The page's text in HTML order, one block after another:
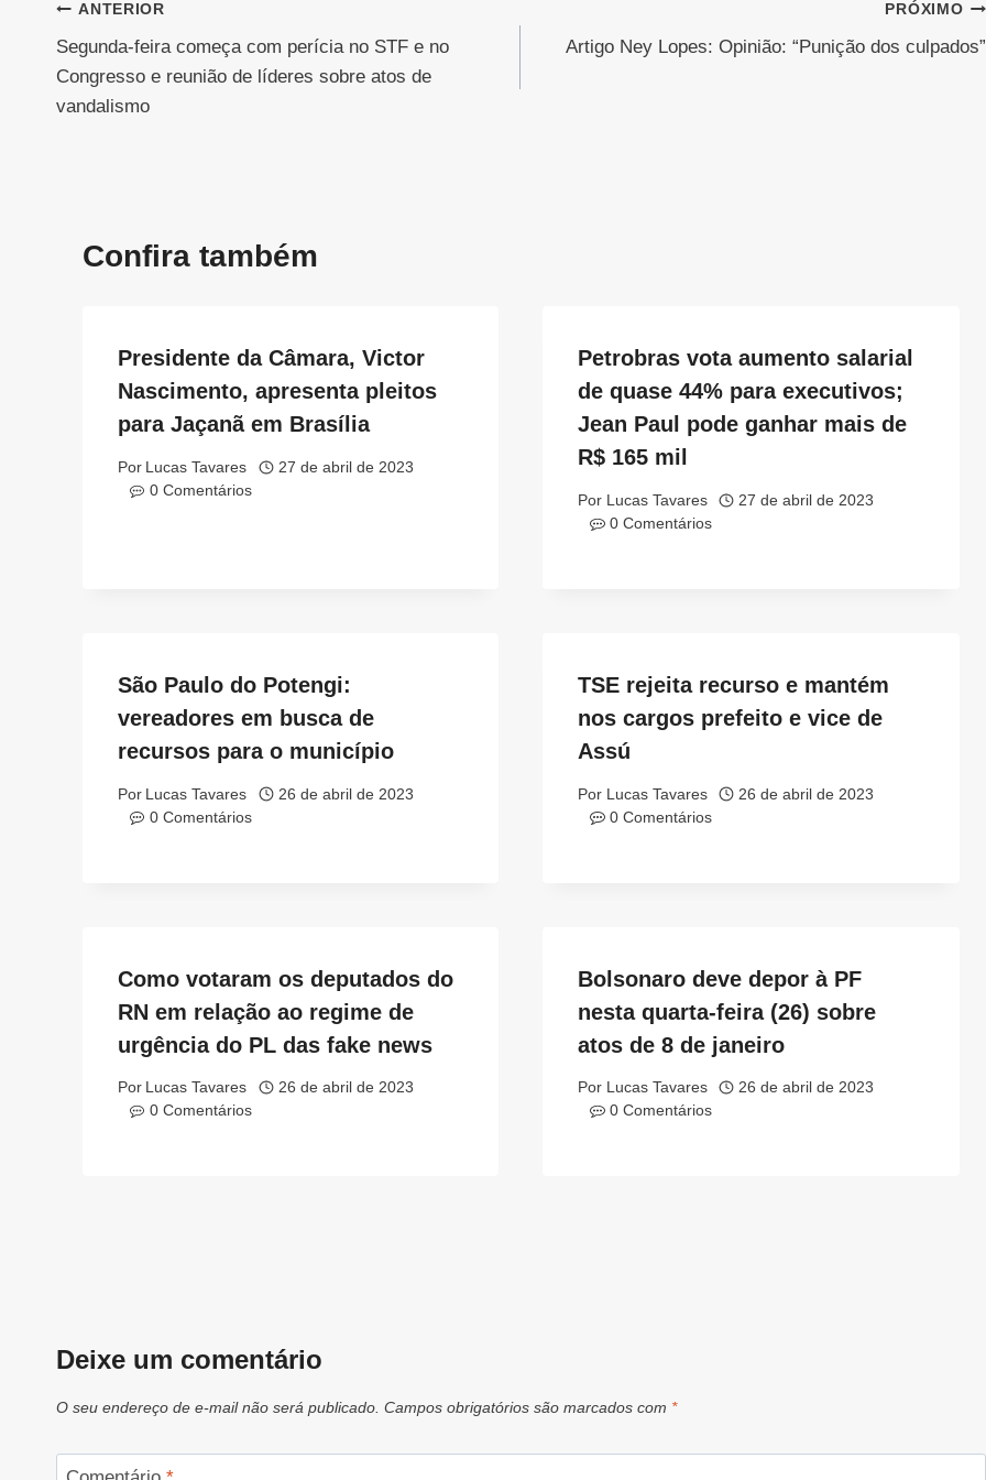
Navegação
de
Post
ANTERIOR
Segunda-feira começa com perícia no STF e no
Congresso e reunião de líderes sobre atos de
vandalismo
PRÓXIMO
Artigo Ney Lopes: Opinião: “Punição dos culpados”
Confira também
Presidente da Câmara, Victor
Nascimento, apresenta pleitos
para Jaçanã em Brasília
Por Lucas Tavares
27 de abril de 2023
0 Comentários
Petrobras vota aumento salarial
de quase 44% para executivos;
Jean Paul pode ganhar mais de
R$ 165 mil
Por Lucas Tavares
27 de abril de 2023
0 Comentários
São Paulo do Potengi:
vereadores em busca de
recursos para o município
Por Lucas Tavares
26 de abril de 2023
0 Comentários
TSE rejeita recurso e mantém
nos cargos prefeito e vice de
Assú
Por Lucas Tavares
26 de abril de 2023
0 Comentários
Como votaram os deputados do
RN em relação ao regime de
urgência do PL das fake news
Por Lucas Tavares
26 de abril de 2023
0 Comentários
Bolsonaro deve depor à PF
nesta quarta-feira (26) sobre
atos de 8 de janeiro
Por Lucas Tavares
26 de abril de 2023
0 Comentários
Deixe um comentário
O seu endereço de e-mail não será publicado. Campos obrigatórios são marcados com *